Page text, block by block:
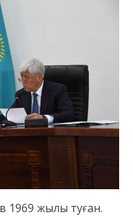
1969 жылы туған.